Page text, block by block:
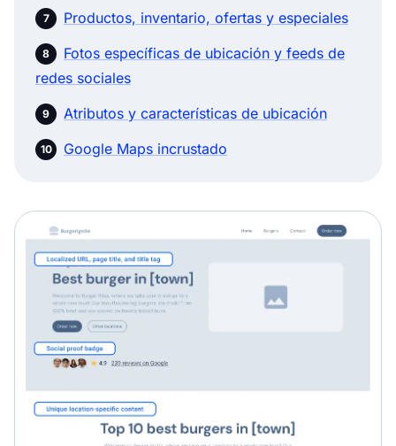
Productos, inventario, ofertas y especiales
Fotos específicas de ubicación y feeds de
redes sociales
Atributos y características de ubicación
Google Maps incrustado